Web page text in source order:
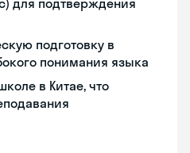
для подтверждения
подготовку в
понимания языка
в Китае, что